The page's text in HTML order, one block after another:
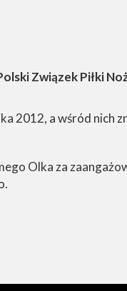
Związek Piłki
2012, a wśród nich
Olka za